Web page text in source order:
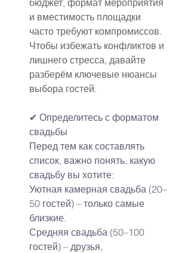
бюджет, формат мероприятия
и вместимость площадки
часто требуют компромиссов.
Чтобы избежать конфликтов и
лишнего стресса, давайте
разберём ключевые нюансы
выбора гостей.
✔ Определитесь с форматом
свадьбы
Перед тем как составлять
список, важно понять, какую
свадьбу вы хотите:
Уютная камерная свадьба (20–
50 гостей) – только самые
близкие.
Средняя свадьба (50–100
гостей) – друзья,